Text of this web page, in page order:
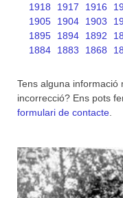
1918
1917 1916
1905
1904 1903
1895
1894 1892
1884
1883 1868
Tens alguna informació
incorrecció? Ens pots
formulari de contacte